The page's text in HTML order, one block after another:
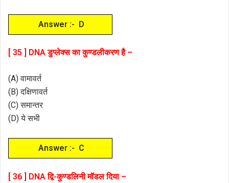
Answer :- D
[ 35 ] DNA डुप्लेक्स का कुण्डलीकरण है –
(A) वामावर्त
(B) दक्षिणावर्त
(C) समान्तर
(D) ये सभी
Answer :- C
[ 36 ] DNA द्वि-कुण्डलिनी मॉडल दिया –